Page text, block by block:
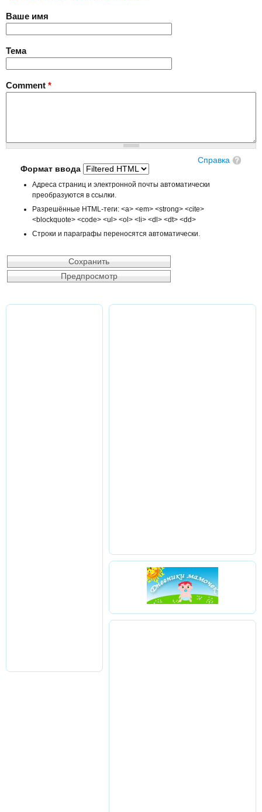
Ваше имя
Тема
Comment *
Справка
Формат ввода
Адреса страниц и электронной почты автоматически
преобразуются в ссылки.
Разрешённые HTML-теги: <a> <em> <strong> <cite>
<blockquote> <code> <ul> <ol> <li> <dl> <dt> <dd>
Строки и параграфы переносятся автоматически.